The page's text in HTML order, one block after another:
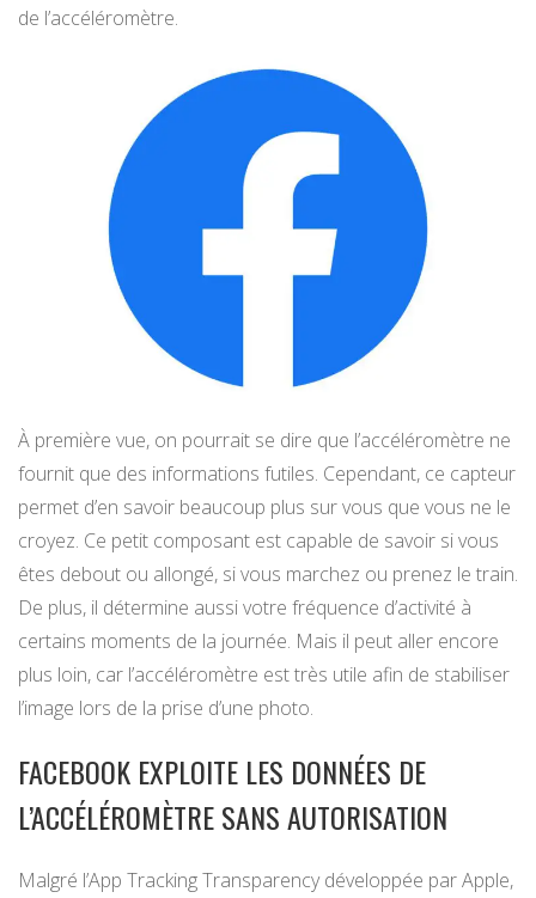
de l’accéléromètre.
À première vue, on pourrait se dire que l’accéléromètre ne
fournit que des informations futiles. Cependant, ce capteur
permet d’en savoir beaucoup plus sur vous que vous ne le
croyez. Ce petit composant est capable de savoir si vous
êtes debout ou allongé, si vous marchez ou prenez le train.
De plus, il détermine aussi votre fréquence d’activité à
certains moments de la journée. Mais il peut aller encore
plus loin, car l’accéléromètre est très utile afin de stabiliser
l’image lors de la prise d’une photo.
FACEBOOK EXPLOITE LES DONNÉES DE
L’ACCÉLÉROMÈTRE SANS AUTORISATION
Malgré l’App Tracking Transparency développée par Apple,